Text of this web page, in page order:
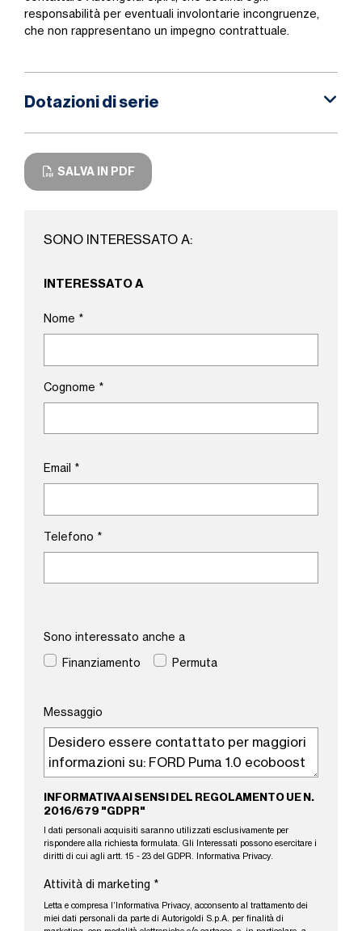
responsabilità per eventuali involontarie incongruenze,
che non rappresentano un impegno contrattuale.
Dotazioni di serie
SALVA IN PDF
SONO INTERESSATO A:
INTERESSATO A
Nome *
Cognome *
Email *
Telefono *
Sono interessato anche a
Finanziamento
Permuta
Messaggio
INFORMATIVA AI SENSI DEL REGOLAMENTO UE N.
2016/679 "GDPR"
I dati personali acquisiti saranno utilizzati esclusivamente per
rispondere alla richiesta formulata. Gli Interessati possono esercitare i
diritti di cui agli artt. 15 - 23 del GDPR.
Informativa Privacy.
Attività di marketing *
Letta e compresa l’ Informativa Privacy, acconsento al trattamento dei
miei dati personali da parte di Autorigoldi S.p.A. per finalità di